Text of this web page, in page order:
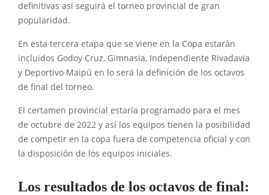
definitivas así seguirá el torneo provincial de gran
popularidad.
En esta tercera etapa que se viene en la Copa estarán
incluidos Godoy Cruz, Gimnasia, Independiente Rivadavia
y Deportivo Maipú en lo será la definición de los octavos
de final del torneo.
El certamen provincial estaría programado para el mes
de octubre de 2022 y así los equipos tienen la posibilidad
de competir en la copa fuera de competencia oficial y con
la disposición de los equipos iniciales.
Los resultados de los octavos de final: